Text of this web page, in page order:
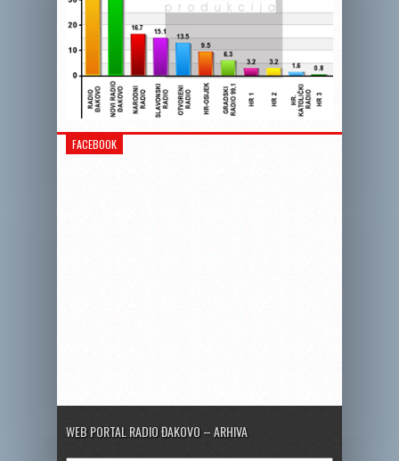
FACEBOOK
WEB PORTAL RADIO ĐAKOVO – ARHIVA